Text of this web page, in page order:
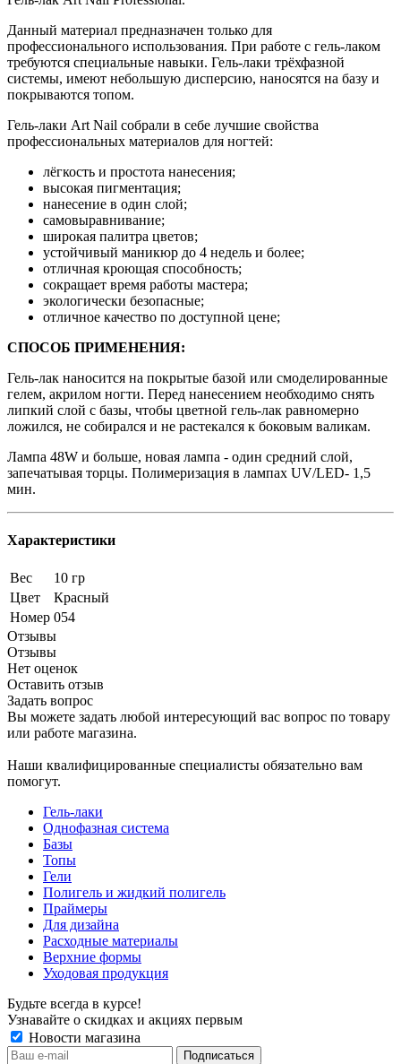
Данный материал предназначен только для
профессионального использования. При работе с гель-лаком
требуются специальные навыки. Гель-лаки трёхфазной
системы, имеют небольшую дисперсию, наносятся на базу и
покрываются топом.
Гель-лаки Art Nail собрали в себе лучшие свойства
профессиональных материалов для ногтей:
лёгкость и простота нанесения;
высокая пигментация;
нанесение в один слой;
самовыравнивание;
широкая палитра цветов;
устойчивый маникюр до 4 недель и более;
отличная кроющая способность;
сокращает время работы мастера;
экологически безопасные;
отличное качество по доступной цене;
СПОСОБ ПРИМЕНЕНИЯ:
Гель-лак наносится на покрытые базой или смоделированные
гелем, акрилом ногти. Перед нанесением необходимо снять
липкий слой с базы, чтобы цветной гель-лак равномерно
ложился, не собирался и не растекался к боковым валикам.
Лампа 48W и больше, новая лампа - один средний слой,
запечатывая торцы. Полимеризация в лампах UV/LED- 1,5
мин.
Характеристики
Вес
10 гр
Цвет
Красный
Номер 054
Отзывы
Отзывы
Нет оценок
Оставить отзыв
Задать вопрос
Вы можете задать любой интересующий вас вопрос по товару
или работе магазина.
Наши квалифицированные специалисты обязательно вам
помогут.
Гель-лаки
Однофазная система
Базы
Топы
Гели
Полигель и жидкий полигель
Праймеры
Для дизайна
Расходные материалы
Верхние формы
Уходовая продукция
Будьте всегда в курсе!
Узнавайте о скидках и акциях первым
Новости магазина